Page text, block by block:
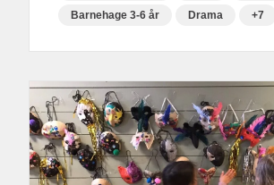
Barnehage 3-6 år
Drama +7